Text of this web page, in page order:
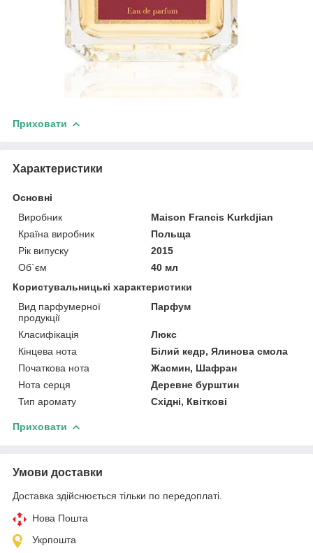
Приховати
Характеристики
Основні
Виробник
Maison Francis Kurkdjian
Країна виробник
Польща
Рік випуску
2015
Об`єм
40 мл
Користувальницькі характеристики
Вид парфумерної
продукції
Парфум
Класифікація
Люкс
Кінцева нота
Білий кедр, Ялинова смола
Початкова нота
Жасмин, Шафран
Нота серця
Деревне бурштин
Тип аромату
Східні, Квіткові
Приховати
Умови доставки
Доставка здійснюється тільки по передоплаті.
Нова Пошта
Укрпошта